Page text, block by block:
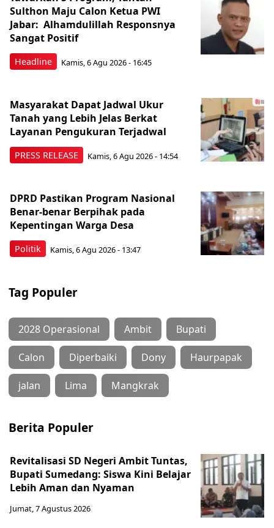
Headline
Sulthon Maju Calon Ketua PWI
Jabar: Alhamdulillah Responsnya
Sangat Positif
Kamis, 6 Agu 2026 - 16:45
PRESS RELEASE
Masyarakat Dapat Jadwal Ukur
Tanah yang Lebih Jelas Berkat
Layanan Pengukuran Terjadwal
Kamis, 6 Agu 2026 - 14:54
Politik
DPRD Pastikan Program Nasional
Benar-benar Berpihak pada
Kepentingan Warga Desa
Kamis, 6 Agu 2026 - 13:47
Tag Populer
2028 Operasional Ambit Bupati
Calon Diperbaiki Dony Haurpapak
jalan Lima Mangkrak
Berita Populer
Revitalisasi SD Negeri Ambit Tuntas,
Bupati Sumedang: Siswa Kini Belajar
Lebih Aman dan Nyaman
Jumat, 7 Agustus 2026